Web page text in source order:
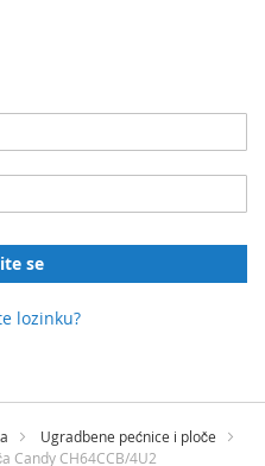
se
lozinku?
Ugradbene pećnice i ploče
Candy CH64CCB/4U2